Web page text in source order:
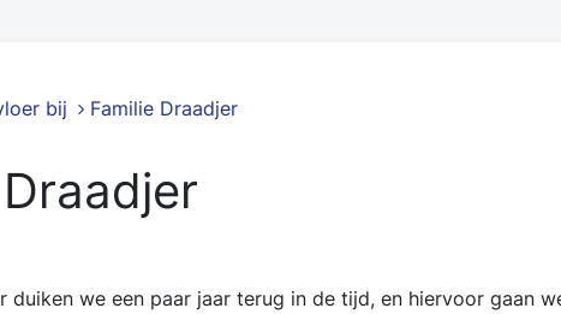
bij Familie Draadjer
duiken we een paar jaar terug in de tijd, en hiervoor gaan